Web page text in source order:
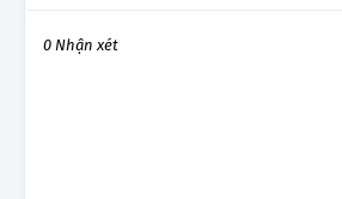
0 Nhận xét